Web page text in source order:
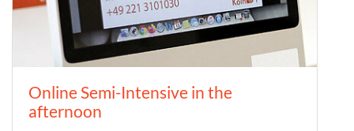
Online Semi-Intensive in the
afternoon